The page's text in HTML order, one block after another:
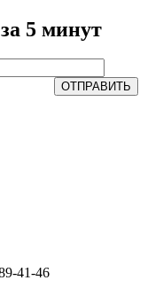
5 минут
ОТПРАВИТЬ
41-46